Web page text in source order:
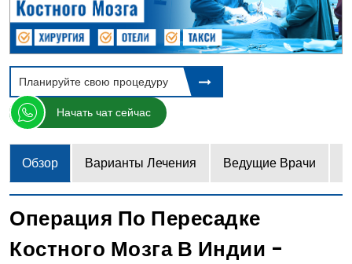
Планируйте свою процедуру
Начать чат сейчас
Обзор Варианты Лечения Ведущие Врачи
Операция По Пересадке
Костного Мозга В Индии -